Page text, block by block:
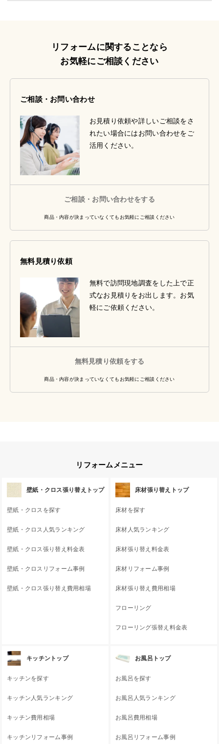
リフォームに関することなら
お気軽にご相談ください
ご相談・お問い合わせ
お見積り依頼や詳しいご相談をさ
れたい場合にはお問い合わせをご
活用ください。
ご相談・お問い合わせをする
商品・内容が決まっていなくてもお気軽にご相談ください
無料見積り依頼
無料で訪問現地調査をした上で正
式なお見積りをお出します。お気
軽にご依頼ください。
無料見積り依頼をする
商品・内容が決まっていなくてもお気軽にご相談ください
リフォームメニュー
壁紙・クロス張り替えトップ
壁紙・クロスを探す
壁紙・クロス人気ランキング
壁紙・クロス張り替え料金表
壁紙・クロスリフォーム事例
壁紙・クロス張り替え費用相場
床材張り替えトップ
床材を探す
床材人気ランキング
床材張り替え料金表
床材リフォーム事例
床材張り替え費用相場
フローリング
フローリング張替え料金表
キッチントップ
キッチンを探す
キッチン人気ランキング
キッチン費用相場
キッチンリフォーム事例
お風呂トップ
お風呂を探す
お風呂人気ランキング
お風呂費用相場
お風呂リフォーム事例